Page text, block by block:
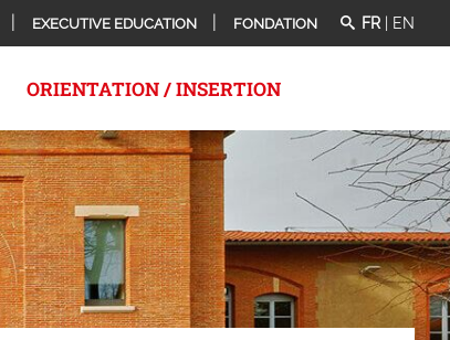
EXECUTIVE EDUCATION FONDATION FR EN
ORIENTATION / INSERTION